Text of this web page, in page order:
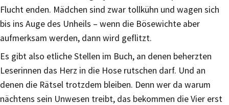
Flucht enden. Mädchen sind zwar tollkühn und wagen sich
bis ins Auge des Unheils – wenn die Bösewichte aber
aufmerksam werden, dann wird geflitzt.
Es gibt also etliche Stellen im Buch, an denen beherzten
Leserinnen das Herz in die Hose rutschen darf. Und an
denen die Rätsel trotzdem bleiben. Denn wer da warum
nächtens sein Unwesen treibt, das bekommen die Vier erst